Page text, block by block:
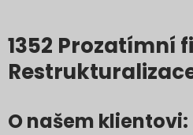
1352 Prozatímní
O našem klientovi: